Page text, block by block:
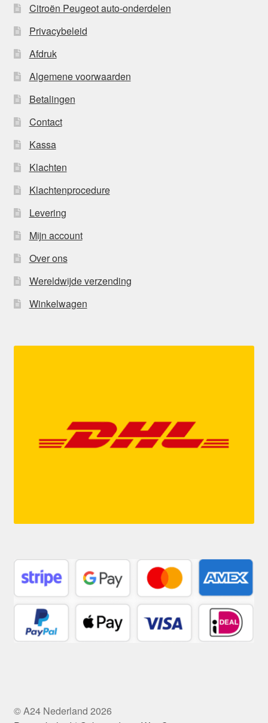
Citroën Peugeot auto-onderdelen
Privacybeleid
Afdruk
Algemene voorwaarden
Betalingen
Contact
Kassa
Klachten
Klachtenprocedure
Levering
Mijn account
Over ons
Wereldwijde verzending
Winkelwagen
© A24 Nederland 2026